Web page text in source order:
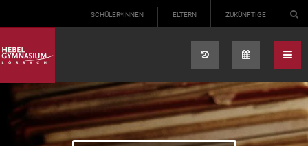
SCHÜLER*INNEN ELTERN ZUKÜNFTIGE